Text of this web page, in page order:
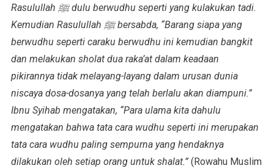
Rasulullah ﷺ dulu berwudhu seperti yang kulakukan tadi.
Kemudian Rasulullah ﷺ bersabda, “Barang siapa yang
berwudhu seperti caraku berwudhu ini kemudian bangkit
dan melakukan sholat dua raka’at dalam keadaan
pikirannya tidak melayang-layang dalam urusan dunia
niscaya dosa-dosanya yang telah berlalu akan diampuni.”
Ibnu Syihab mengatakan, “Para ulama kita dahulu
mengatakan bahwa tata cara wudhu seperti ini merupakan
tata cara wudhu paling sempurna yang hendaknya
dilakukan oleh setiap orang untuk shalat.”(Rowahu Muslim